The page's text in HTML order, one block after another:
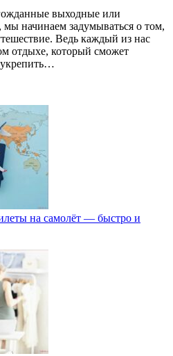
выходные или
мы начинаем задумываться о том,
Ведь каждый из нас
отдыхе, который сможет
укрепить…
на самолёт — быстро и